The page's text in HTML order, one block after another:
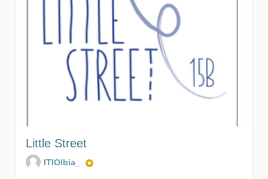
Little Street
ITIOlbia_